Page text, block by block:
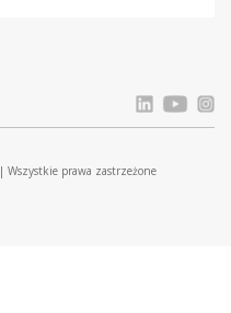
| Wszystkie prawa zastrzeżone